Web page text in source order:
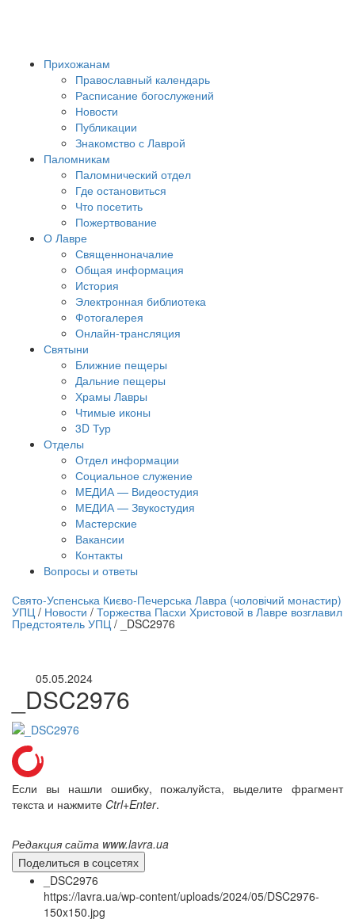
Прихожанам
Православный календарь
Расписание богослужений
Новости
Публикации
Знакомство с Лаврой
Паломникам
Паломнический отдел
Где остановиться
Что посетить
Пожертвование
О Лавре
Священноначалие
Общая информация
История
Электронная библиотека
Фотогалерея
Онлайн-трансляция
Святыни
Ближние пещеры
Дальние пещеры
Храмы Лавры
Чтимые иконы
3D Тур
Отделы
Отдел информации
Социальное служение
МЕДИА — Видеостудия
МЕДИА — Звукостудия
Мастерские
Вакансии
Контакты
Вопросы и ответы
трансляция | 12 сентября
трансляции
Свято-Успенська Києво-Печерська Лавра (чоловічий монастир)
УПЦ / Новости / Торжества Пасхи Христовой в Лавре возглавил
Предстоятель УПЦ/ _DSC2976
05.05.2024
_DSC2976
Если вы нашли ошибку, пожалуйста, выделите фрагмент
текста и нажмите Ctrl+Enter.
Редакция сайта www.lavra.ua
Поделиться в соцсетях
_DSC2976
https://lavra.ua/wp-content/uploads/2024/05/DSC2976-
150x150.jpg